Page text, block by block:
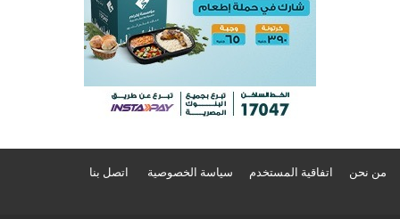
من نحن اتفاقية المستخدم سياسة الخصوصية اتصل بنا